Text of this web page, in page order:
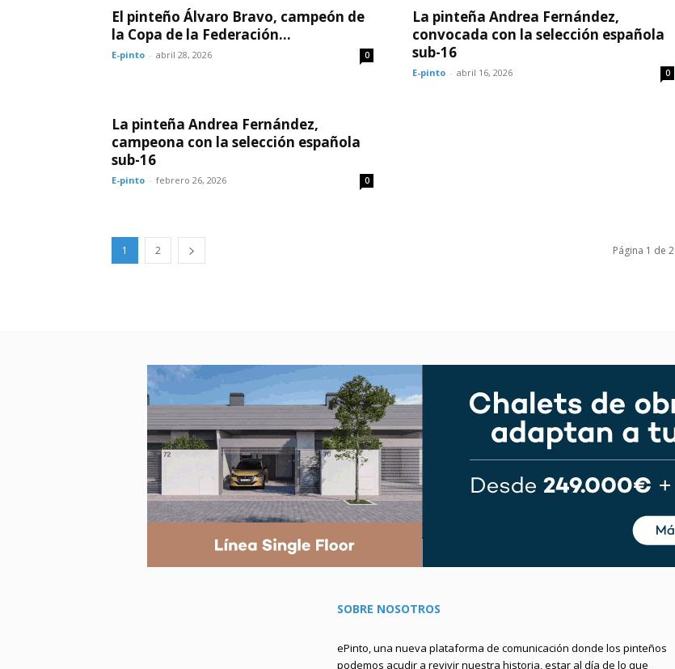
El pinteño Álvaro Bravo, campeón de
la Copa de la Federación...
E-pinto - abril 28, 2026 0
La pinteña Andrea Fernández,
convocada con la selección española
sub-16
E-pinto - abril 16, 2026 0
La pinteña Andrea Fernández,
campeona con la selección española
sub-16
E-pinto - febrero 26, 2026 0
1 2 Página 1 de 2
SOBRE NOSOTROS
ePinto, una nueva plataforma de comunicación donde los pinteños
podemos acudir a revivir nuestra historia, estar al día de lo que